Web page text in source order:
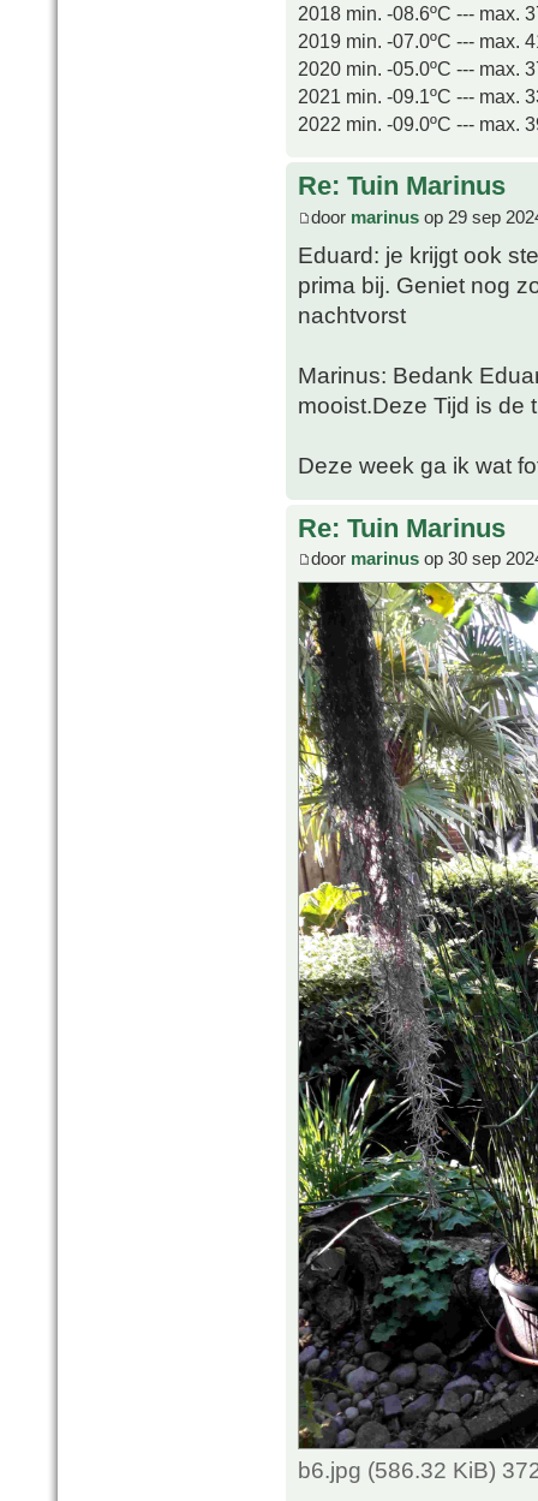
2018 min. -08.6ºC --- max.
2019 min. -07.0ºC --- max.
2020 min. -05.0ºC --- max.
2021 min. -09.1ºC --- max.
2022 min. -09.0ºC --- max.
Re: Tuin Marinus
door marinus op 29 sep
Eduard: je krijgt ook
prima bij. Geniet nog
nachtvorst
Marinus: Bedank
mooist.Deze Tijd is de
Deze week ga ik wat
Re: Tuin Marinus
door marinus op 30 sep
b6.jpg (586.32 KiB)